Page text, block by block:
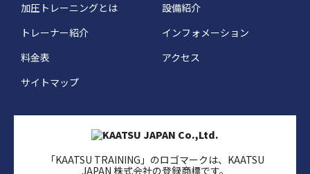
加圧トレーニングとは
設備紹介
トレーナー紹介
インフォメーション
料金表
アクセス
サイトマップ
「KAATSU TRAINING」のロゴマークは、KAATSU
JAPAN 株式会社の登録商標です。